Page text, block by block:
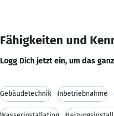
Fähigkeiten und
Logg Dich jetzt ein, um das
Gebäudetechnik Inbetriebnahme